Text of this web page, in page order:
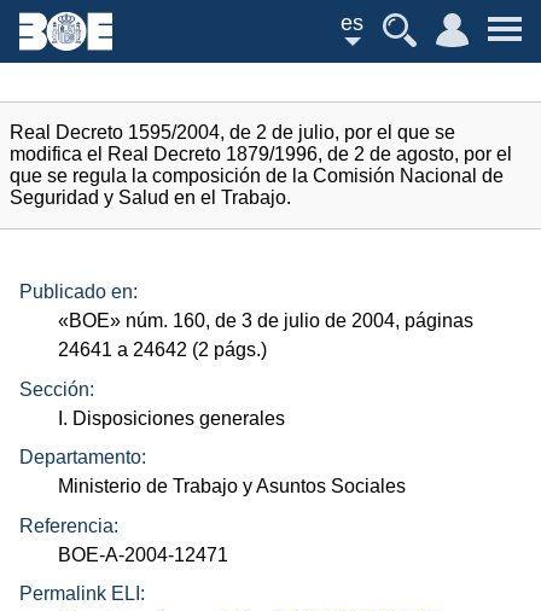
es
Real Decreto 1595/2004, de 2 de julio, por el que se
modifica el Real Decreto 1879/1996, de 2 de agosto, por el
que se regula la composición de la Comisión Nacional de
Seguridad y Salud en el Trabajo.
Publicado en:
«BOE» núm. 160, de 3 de julio de 2004, páginas
24641 a 24642 (2 págs.)
Sección:
I. Disposiciones generales
Departamento:
Ministerio de Trabajo y Asuntos Sociales
Referencia:
BOE-A-2004-12471
Permalink ELI: